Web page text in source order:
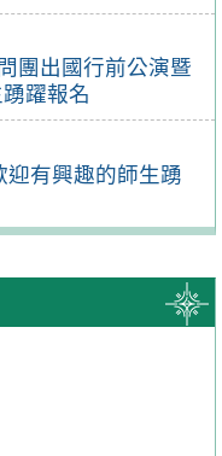
團出國行前公演暨
躍報名
迎有興趣的師生踴